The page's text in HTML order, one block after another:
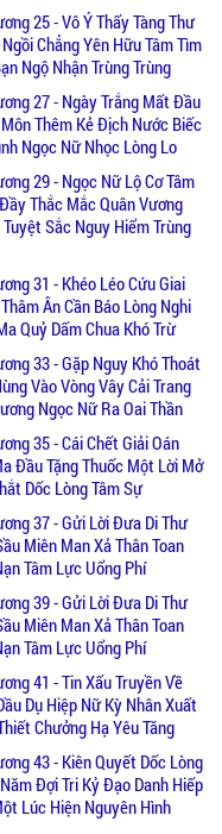
25 - Vô Ý Thấy Tàng Thư
Chẳng Yên Hữu Tâm Tìm
Ngộ Nhận Trùng Trùng
27 - Ngày Trắng Mất Đầu
Thêm Kẻ Địch Nước Biếc
Ngọc Nữ Nhọc Lòng Lo
29 - Ngọc Nữ Lộ Cơ Tâm
Thắc Mắc Quân Vương
Sắc Nguy Hiểm Trùng
31 - Khéo Léo Cứu Giai
Ân Cần Báo Lòng Nghi
Quỷ Dấm Chua Khó Trừ
33 - Gặp Nguy Khó Thoát
Vào Vòng Vây Cải Trang
Ngọc Nữ Ra Oai Thần
35 - Cái Chết Giải Oán
Đầu Tặng Thuốc Một Lời Mở
Dốc Lòng Tâm Sự
37 - Gửi Lời Đưa Di Thư
Miên Man Xả Thân Toan
Tâm Lực Uổng Phí
39 - Gửi Lời Đưa Di Thư
Miên Man Xả Thân Toan
Tâm Lực Uổng Phí
41 - Tin Xấu Truyền Về
Dụ Hiệp Nữ Kỳ Nhân Xuất
Chưởng Hạ Yêu Tăng
43 - Kiên Quyết Dốc Lòng
Đợi Tri Kỷ Đạo Danh Hiếp
Lúc Hiện Nguyên Hình